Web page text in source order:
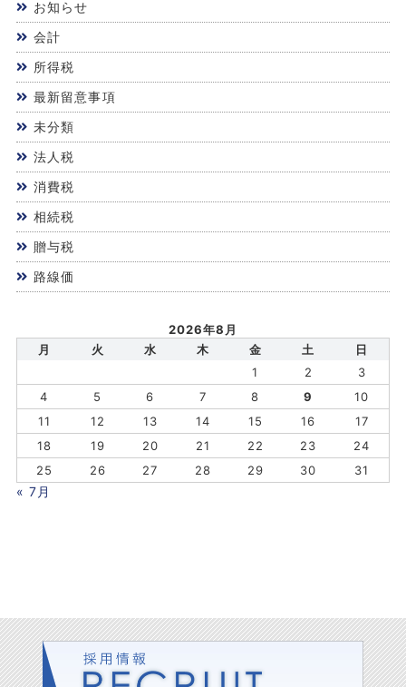
お知らせ
会計
所得税
最新留意事項
未分類
法人税
消費税
相続税
贈与税
路線価
2026年8月
月
火 水 木 金 土
日
1
2
3
4
5 6 7 8 9
10
11
12 13 14 15 16
17
18
19 20 21 22 23
24
25
26 27 28 29 30 31
« 7月